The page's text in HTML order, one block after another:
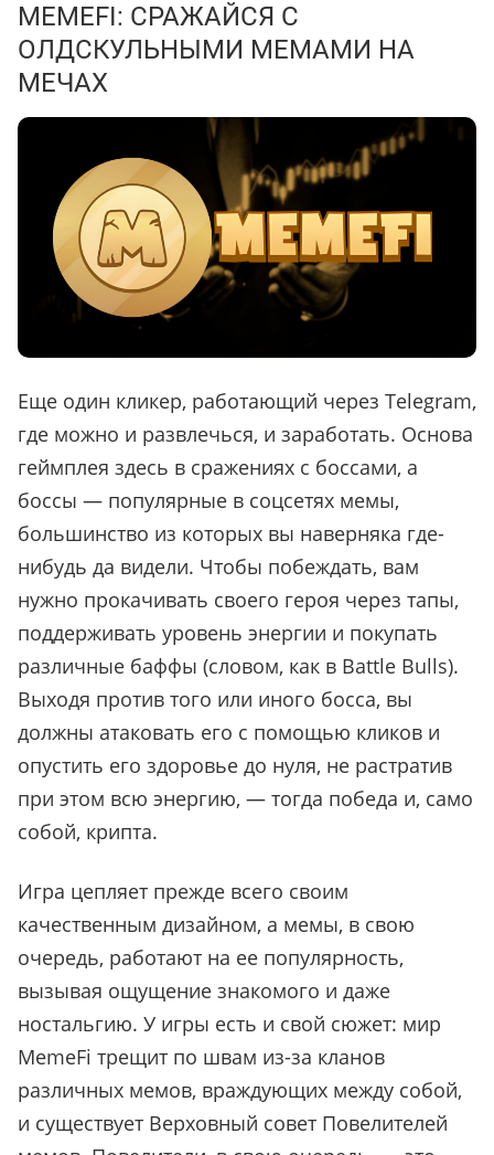
MEMEFI: СРАЖАЙСЯ С
ОЛДСКУЛЬНЫМИ МЕМАМИ НА
МЕЧАХ
Еще один кликер, работающий через Telegram,
где можно и развлечься, и заработать. Основа
геймплея здесь в сражениях с боссами, а
боссы — популярные в соцсетях мемы,
большинство из которых вы наверняка где-
нибудь да видели. Чтобы побеждать, вам
нужно прокачивать своего героя через тапы,
поддерживать уровень энергии и покупать
различные баффы (словом, как в Battle Bulls).
Выходя против того или иного босса, вы
должны атаковать его с помощью кликов и
опустить его здоровье до нуля, не растратив
при этом всю энергию, — тогда победа и, само
собой, крипта.
Игра цепляет прежде всего своим
качественным дизайном, а мемы, в свою
очередь, работают на ее популярность,
вызывая ощущение знакомого и даже
ностальгию. У игры есть и свой сюжет: мир
MemeFi трещит по швам из-за кланов
различных мемов, враждующих между собой,
и существует Верховный совет Повелителей